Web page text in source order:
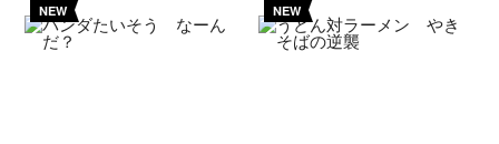
NEW NEW